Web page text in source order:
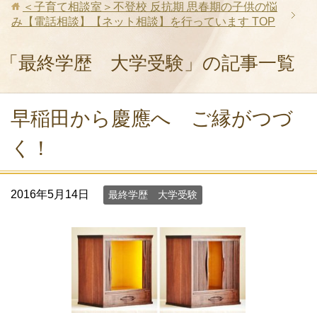
＜子育て相談室＞不登校 反抗期 思春期の子供の悩
み【電話相談】【ネット相談】を行っています TOP
「最終学歴 大学受験」の記事一覧
早稲田から慶應へ ご縁がつづ
く！
2016年5月14日 最終学歴 大学受験